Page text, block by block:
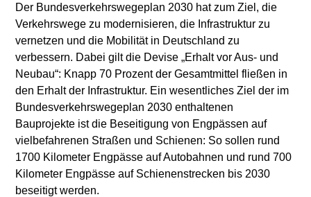
Der Bundesverkehrswegeplan 2030 hat zum Ziel, die
Verkehrswege zu modernisieren, die Infrastruktur zu
vernetzen und die Mobilität in Deutschland zu
verbessern. Dabei gilt die Devise „Erhalt vor Aus- und
Neubau“: Knapp 70 Prozent der Gesamtmittel fließen in
den Erhalt der Infrastruktur. Ein wesentliches Ziel der im
Bundesverkehrswegeplan 2030 enthaltenen
Bauprojekte ist die Beseitigung von Engpässen auf
vielbefahrenen Straßen und Schienen: So sollen rund
1700 Kilometer Engpässe auf Autobahnen und rund 700
Kilometer Engpässe auf Schienenstrecken bis 2030
beseitigt werden.